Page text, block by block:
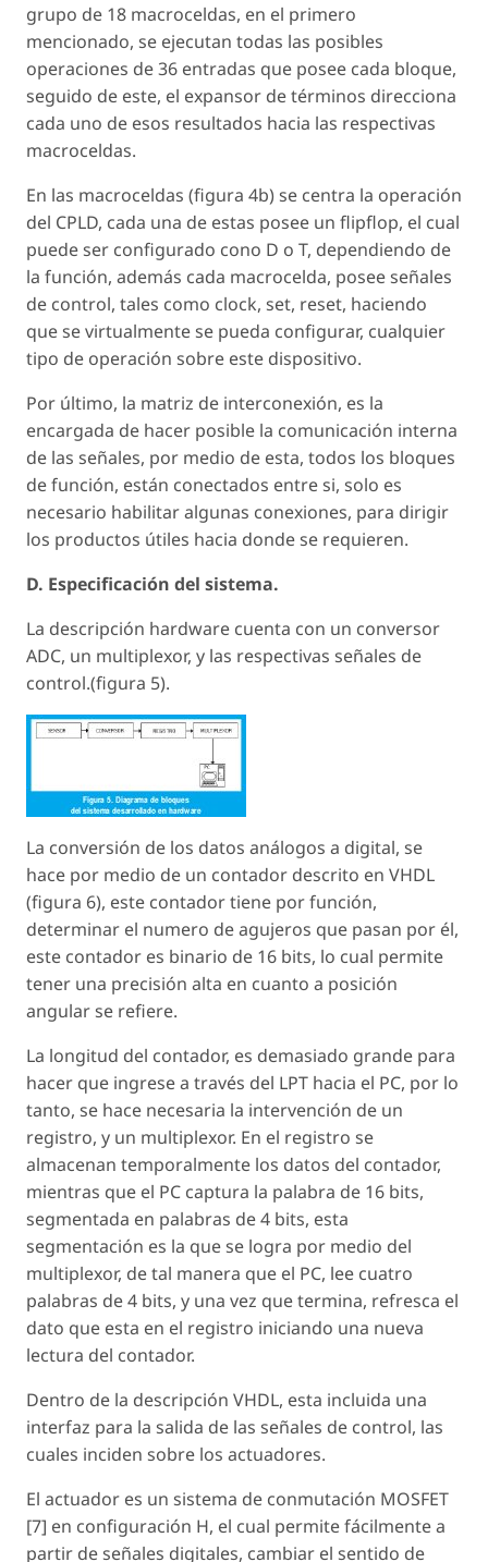
grupo de 18 macroceldas, en el primero
mencionado, se ejecutan todas las posibles
operaciones de 36 entradas que posee cada bloque,
seguido de este, el expansor de términos direcciona
cada uno de esos resultados hacia las respectivas
macroceldas.
En las macroceldas (figura 4b) se centra la operación
del CPLD, cada una de estas posee un flipflop, el cual
puede ser configurado cono D o T, dependiendo de
la función, además cada macrocelda, posee señales
de control, tales como clock, set, reset, haciendo
que se virtualmente se pueda configurar, cualquier
tipo de operación sobre este dispositivo.
Por último, la matriz de interconexión, es la
encargada de hacer posible la comunicación interna
de las señales, por medio de esta, todos los bloques
de función, están conectados entre si, solo es
necesario habilitar algunas conexiones, para dirigir
los productos útiles hacia donde se requieren.
D. Especificación del sistema.
La descripción hardware cuenta con un conversor
ADC, un multiplexor, y las respectivas señales de
control.(figura 5).
La conversión de los datos análogos a digital, se
hace por medio de un contador descrito en VHDL
(figura 6), este contador tiene por función,
determinar el numero de agujeros que pasan por él,
este contador es binario de 16 bits, lo cual permite
tener una precisión alta en cuanto a posición
angular se refiere.
La longitud del contador, es demasiado grande para
hacer que ingrese a través del LPT hacia el PC, por lo
tanto, se hace necesaria la intervención de un
registro, y un multiplexor. En el registro se
almacenan temporalmente los datos del contador,
mientras que el PC captura la palabra de 16 bits,
segmentada en palabras de 4 bits, esta
segmentación es la que se logra por medio del
multiplexor, de tal manera que el PC, lee cuatro
palabras de 4 bits, y una vez que termina, refresca el
dato que esta en el registro iniciando una nueva
lectura del contador.
Dentro de la descripción VHDL, esta incluida una
interfaz para la salida de las señales de control, las
cuales inciden sobre los actuadores.
El actuador es un sistema de conmutación MOSFET
[7] en configuración H, el cual permite fácilmente a
partir de señales digitales, cambiar el sentido de